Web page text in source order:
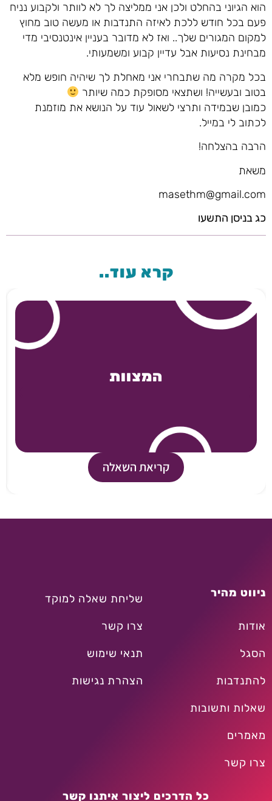
הוא הגיוני בהחלט ולכן אני ממליצה לך לא לוותר ולקבוע נניח
פעם בכל חודש ללכת לאיזה התנדבות או מעשה טוב מחוץ
למקום המגורים שלך.. ואז לא מדובר בעניין אינטנסיבי מדי
מבחינת נסיעות אבל עדיין קבוע ומשמעותי.
בכל מקרה מה שתבחרי אני מאחלת לך שיהיה חופש מלא
בטוב ובעשייה! ושתצאי מסופקת כמה שיותר
כמובן שבמידה ותרצי לשאול עוד על הנושא את מוזמנת
לכתוב לי במייל.
הרבה בהצלחה!
משאת
masethm@gmail.com
כג בניסן התשעו
קרא עוד..
המצוות
קריאת השאלה
ניווט מהיר
אודות
הסגל
להתנדבות
שאלות ותשובות
מאמרים
צרו קשר
שליחת שאלה למוקד
צרו קשר
תנאי שימוש
הצהרת נגישות
כל הדרכים ליצור איתנו קשר